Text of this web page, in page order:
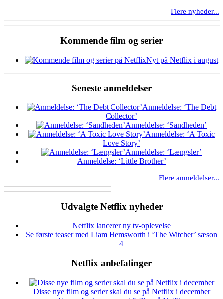
Flere nyheder...
Kommende film og serier
Nyt på Netflix i august
Seneste anmeldelser
Anmeldelse: ‘The Debt
Collector’
Anmeldelse: ‘Sandheden’
Anmeldelse: ‘A Toxic
Love Story’
Anmeldelse: ‘Længsler’
Anmeldelse: ‘Little Brother’
Flere anmeldelser...
Udvalgte Netflix nyheder
Netflix lancerer ny tv-oplevelse
Se første teaser med Liam Hemsworth i ‘The Witcher’ sæson
4
Netflix anbefalinger
Disse nye film og serier skal du se på Netflix i december